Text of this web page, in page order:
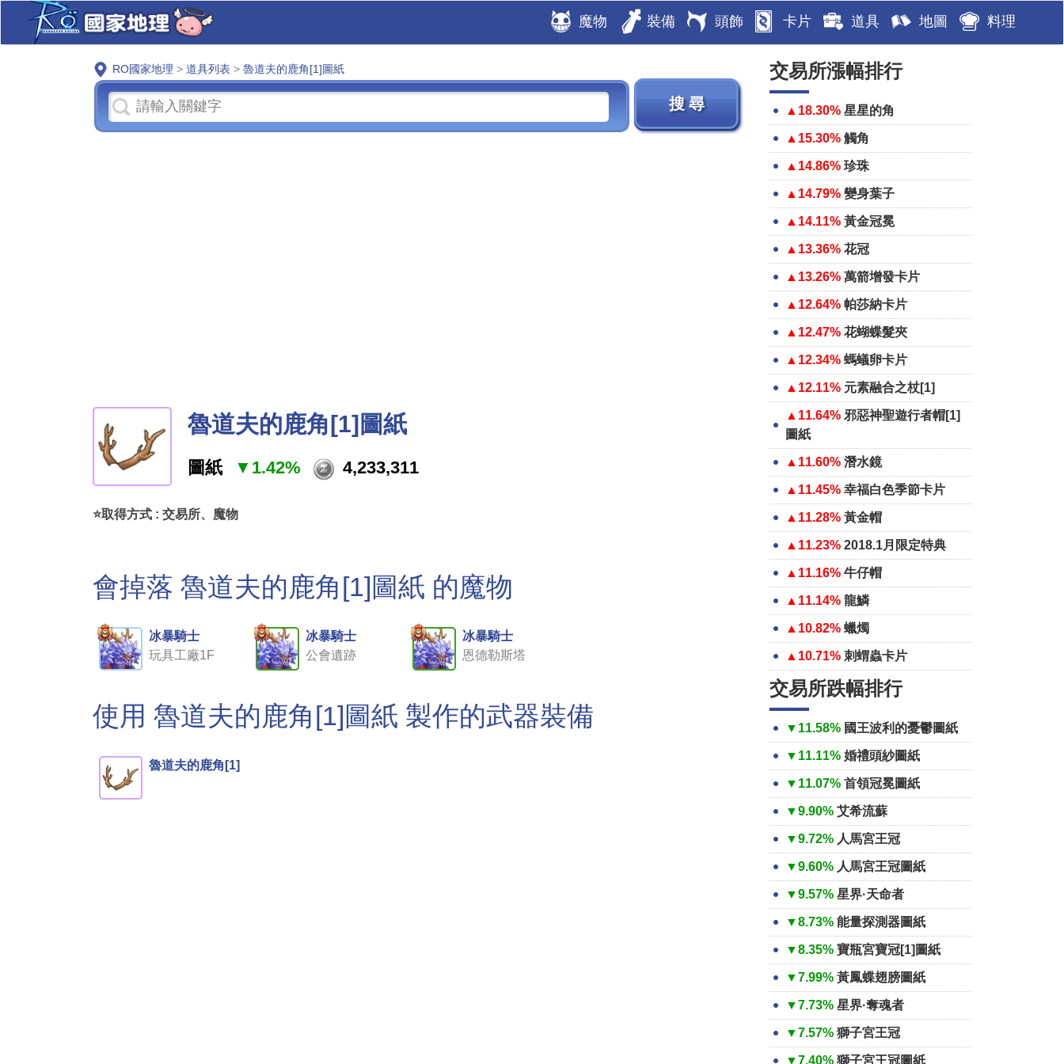
魔物 裝備 頭飾 卡片 道具 地圖 料理
RO國家地理 > 道具列表 > 魯道夫的鹿角[1]圖紙
魯道夫的鹿角[1]圖紙
圖紙 ▼1.42% 4,233,311
⭐取得方式 : 交易所、魔物
會掉落 魯道夫的鹿角[1]圖紙 的魔物
冰暴騎士
玩具工廠1F
冰暴騎士
公會遺跡
冰暴騎士
恩德勒斯塔
使用 魯道夫的鹿角[1]圖紙 製作的武器裝備
魯道夫的鹿角[1]
交易所漲幅排行
▲18.30% 星星的角
▲15.30% 觸角
▲14.86% 珍珠
▲14.79% 變身葉子
▲14.11% 黃金冠冕
▲13.36% 花冠
▲13.26% 萬箭增發卡片
▲12.64% 帕莎納卡片
▲12.47% 花蝴蝶髮夾
▲12.34% 螞蟻卵卡片
▲12.11% 元素融合之杖[1]
▲11.64% 邪惡神聖遊行者帽[1]
圖紙
▲11.60% 潛水鏡
▲11.45% 幸福白色季節卡片
▲11.28% 黃金帽
▲11.23% 2018.1月限定特典
▲11.16% 牛仔帽
▲11.14% 龍鱗
▲10.82% 蠟燭
▲10.71% 刺蝟蟲卡片
交易所跌幅排行
▼11.58% 國王波利的憂鬱圖紙
▼11.11% 婚禮頭紗圖紙
▼11.07% 首領冠冕圖紙
▼9.90% 艾希流蘇
▼9.72% 人馬宮王冠
▼9.60% 人馬宮王冠圖紙
▼9.57% 星界·天命者
▼8.73% 能量探測器圖紙
▼8.35% 寶瓶宮寶冠[1]圖紙
▼7.99% 黃鳳蝶翅膀圖紙
▼7.73% 星界·奪魂者
▼7.57% 獅子宮王冠
▼7.40% 獅子宮王冠圖紙